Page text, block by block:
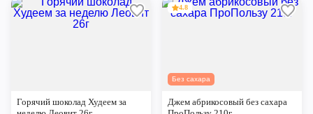
Горячий шоколад Худеем за
Без сахара
4.8
Джем абрикосовый без сахара